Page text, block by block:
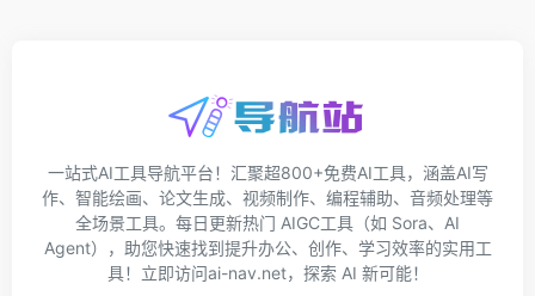
一站式AI工具导航平台！汇聚超800+免费AI工具，涵盖AI写
作、智能绘画、论文生成、视频制作、编程辅助、音频处理等
全场景工具。每日更新热门 AIGC工具（如 Sora、AI
Agent），助您快速找到提升办公、创作、学习效率的实用工
具！立即访问ai-nav.net，探索 AI 新可能！